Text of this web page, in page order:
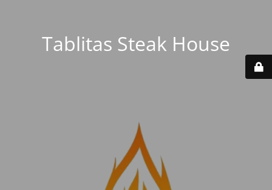
Tablitas Steak House